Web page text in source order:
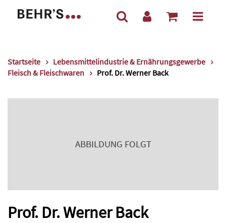
Startseite
Lebensmittelindustrie & Ernährungsgewerbe
Fleisch & Fleischwaren
Prof. Dr. Werner Back
ABBILDUNG FOLGT
Prof. Dr. Werner Back